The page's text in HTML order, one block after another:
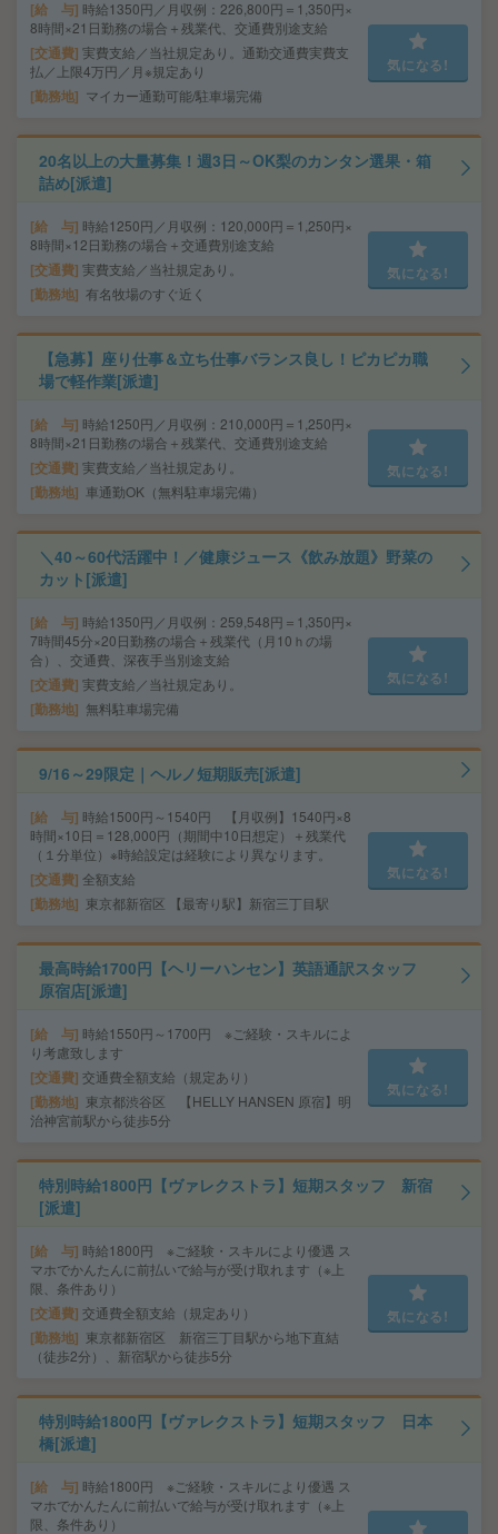
給 与 時給1350円／月収例：226,800円＝1,350円×
8時間×21日勤務の場合＋残業代、交通費別途支給
交通費 実費支給／当社規定あり。通勤交通費実費支
払／上限4万円／月※規定あり
勤務地 マイカー通勤可能/駐車場完備
気になる!
20名以上の大量募集！週3日～OK梨のカンタン選果・箱
詰め[派遣]
給 与 時給1250円／月収例：120,000円＝1,250円×
8時間×12日勤務の場合＋交通費別途支給
交通費 実費支給／当社規定あり。
勤務地 有名牧場のすぐ近く
気になる!
【急募】座り仕事＆立ち仕事バランス良し！ピカピカ職
場で軽作業[派遣]
給 与 時給1250円／月収例：210,000円＝1,250円×
8時間×21日勤務の場合＋残業代、交通費別途支給
交通費 実費支給／当社規定あり。
勤務地 車通勤OK（無料駐車場完備）
気になる!
＼40～60代活躍中！／健康ジュース《飲み放題》野菜の
カット[派遣]
給 与 時給1350円／月収例：259,548円＝1,350円×
7時間45分×20日勤務の場合＋残業代（月10ｈの場
合）、交通費、深夜手当別途支給
交通費 実費支給／当社規定あり。
勤務地 無料駐車場完備
気になる!
9/16～29限定｜ヘルノ短期販売[派遣]
給 与 時給1500円～1540円 【月収例】1540円×8
時間×10日＝128,000円（期間中10日想定）＋残業代
（１分単位）※時給設定は経験により異なります。
交通費 全額支給
勤務地 東京都新宿区 【最寄り駅】新宿三丁目駅
気になる!
最高時給1700円【ヘリーハンセン】英語通訳スタッフ
原宿店[派遣]
給 与 時給1550円～1700円 ※ご経験・スキルによ
り考慮致します
交通費 交通費全額支給（規定あり）
勤務地
東京都渋谷区 【HELLY HANSEN 原宿】明
治神宮前駅から徒歩5分
気になる!
特別時給1800円【ヴァレクストラ】短期スタッフ 新宿
[派遣]
給 与 時給1800円 ※ご経験・スキルにより優遇 ス
マホでかんたんに前払いで給与が受け取れます（※上
限、条件あり）
交通費 交通費全額支給（規定あり）
勤務地
東京都新宿区 新宿三丁目駅から地下直結
（徒歩2分）、新宿駅から徒歩5分
気になる!
特別時給1800円【ヴァレクストラ】短期スタッフ 日本
橋[派遣]
給 与 時給1800円 ※ご経験・スキルにより優遇 ス
マホでかんたんに前払いで給与が受け取れます（※上
限、条件あり）